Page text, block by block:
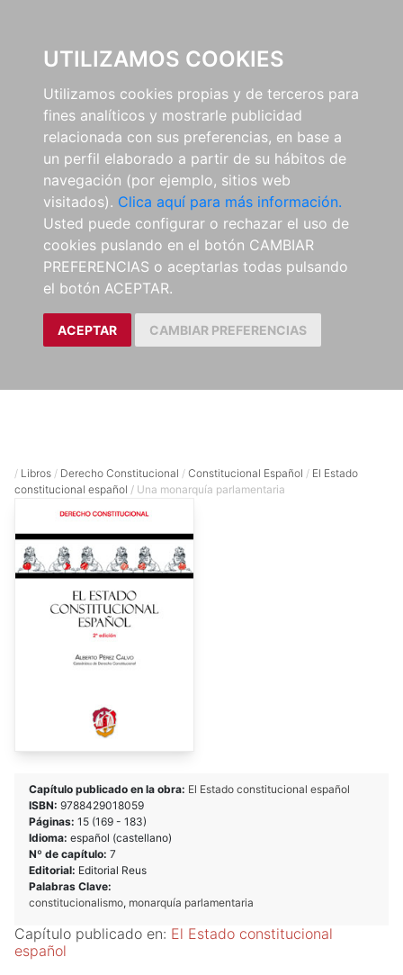
UTILIZAMOS COOKIES
Utilizamos cookies propias y de terceros para
fines analíticos y mostrarle publicidad
relacionada con sus preferencias, en base a
un perfil elaborado a partir de su hábitos de
navegación (por ejemplo, sitios web
visitados). Clica aquí para más información.
Usted puede configurar o rechazar el uso de
cookies puslando en el botón CAMBIAR
PREFERENCIAS o aceptarlas todas pulsando
el botón ACEPTAR.
ACEPTAR CAMBIAR PREFERENCIAS
/ Libros / Derecho Constitucional / Constitucional Español / El Estado
constitucional español / Una monarquía parlamentaria
Capítulo publicado en la obra: El Estado constitucional español
ISBN: 9788429018059
Páginas: 15 (169 - 183)
Idioma: español (castellano)
Nº de capítulo: 7
Editorial: Editorial Reus
Palabras Clave:
constitucionalismo, monarquía parlamentaria
Capítulo publicado en: El Estado constitucional
español